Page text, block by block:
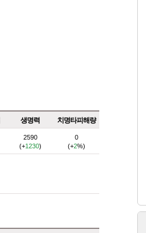
생명력 치명타피해량
2590
(+1230)
0
(+2%)